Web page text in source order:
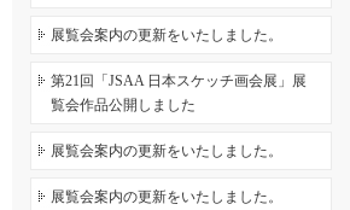
展覧会案内の更新をいたしました。
第21回「JSAA 日本スケッチ画会展」展
覧会作品公開しました
展覧会案内の更新をいたしました。
展覧会案内の更新をいたしました。